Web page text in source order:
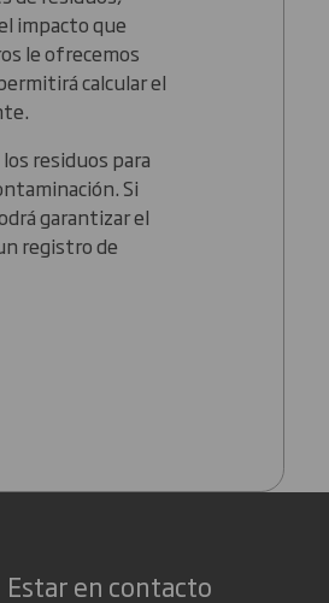
impacto que
le ofrecemos
calcular el
residuos para
Si
garantizar el
registro de
Estar en contacto